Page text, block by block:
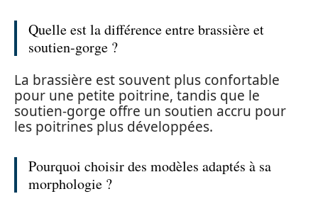
Quelle est la différence entre brassière et
soutien-gorge ?
La brassière est souvent plus confortable
pour une petite poitrine, tandis que le
soutien-gorge offre un soutien accru pour
les poitrines plus développées.
Pourquoi choisir des modèles adaptés à sa
morphologie ?